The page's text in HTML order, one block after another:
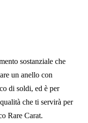
sostanziale che
un anello con
di soldi, ed è per
che ti servirà per
Rare Carat.